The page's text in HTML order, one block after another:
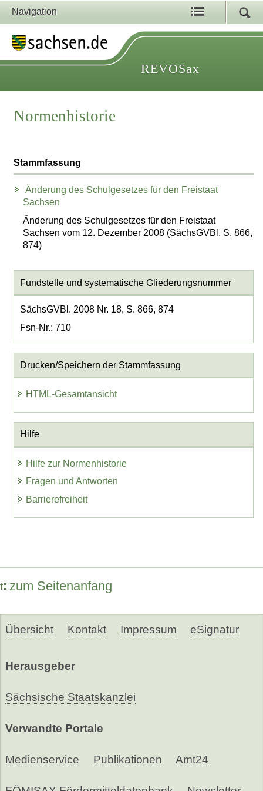
Navigation
REVOSax
Normenhistorie
Stammfassung
Änderung des Schulgesetzes für den Freistaat
Sachsen
Änderung des Schulgesetzes für den Freistaat
Sachsen vom 12. Dezember 2008 (SächsGVBl. S. 866,
874)
Fundstelle und systematische Gliederungsnummer
SächsGVBl. 2008 Nr. 18, S. 866, 874
Fsn-Nr.: 710
Drucken/Speichern der Stammfassung
HTML-Gesamtansicht
Hilfe
Hilfe zur Normenhistorie
Fragen und Antworten
Barrierefreiheit
zum Seitenanfang
Übersicht Kontakt Impressum eSignatur
Herausgeber
Sächsische Staatskanzlei
Verwandte Portale
Medienservice Publikationen Amt24